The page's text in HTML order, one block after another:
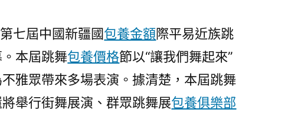
平
易
近
族
跳
第七屆中國新疆國包養金額際平易近族跳
本屆跳舞包養價格節以“讓我們舞起來”
雅眾帶來多場表演。據清楚，本屆跳舞
舉行街舞展演、群眾跳舞展包養俱樂部